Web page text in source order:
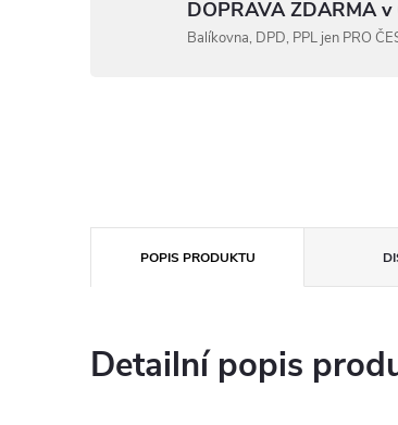
DOPRAVA ZDARMA
Balíkovna, DPD, PPL jen PRO
POPIS PRODUKTU
Detailní popis